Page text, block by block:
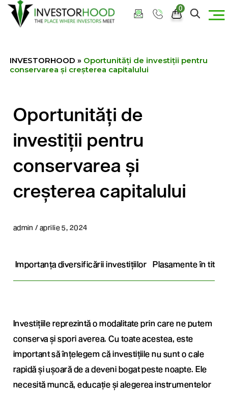
0
INVESTORHOOD » Oportunități de investiții pentru
conservarea și creșterea capitalului
Oportunități de
investiții pentru
conservarea și
creșterea capitalului
admin / aprilie 5, 2024
Importanța diversificării investițiilor Plasamente în
Investițiile reprezintă o modalitate prin care ne putem
conserva și spori averea. Cu toate acestea, este
important să înțelegem că investițiile nu sunt o cale
rapidă și ușoară de a deveni bogat peste noapte. Ele
necesită muncă, educație și alegerea instrumentelor